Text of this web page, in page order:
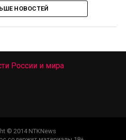
НОВОСТЕЙ
© 2014 NTKNews